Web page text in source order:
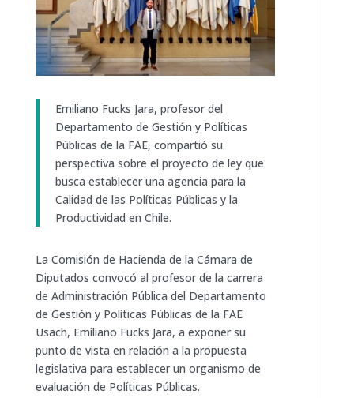
Emiliano Fucks Jara, profesor del
Departamento de Gestión y Políticas
Públicas de la FAE, compartió su
perspectiva sobre el proyecto de ley que
busca establecer una agencia para la
Calidad de las Políticas Públicas y la
Productividad en Chile.
La Comisión de Hacienda de la Cámara de
Diputados convocó al profesor de la carrera
de Administración Pública del Departamento
de Gestión y Políticas Públicas de la FAE
Usach, Emiliano Fucks Jara, a exponer su
punto de vista en relación a la propuesta
legislativa para establecer un organismo de
evaluación de Políticas Públicas.